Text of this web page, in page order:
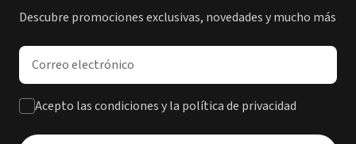
Descubre promociones exclusivas, novedades y mucho más
Dirección de correo electrónico
Acepto las condiciones y la política de privacidad